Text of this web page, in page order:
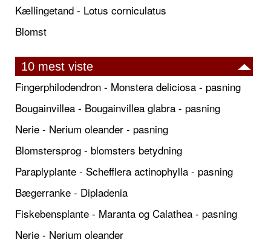
Kællingetand - Lotus corniculatus
Blomst
10 mest viste
Fingerphilodendron - Monstera deliciosa - pasning
Bougainvillea - Bougainvillea glabra - pasning
Nerie - Nerium oleander - pasning
Blomstersprog - blomsters betydning
Paraplyplante - Schefflera actinophylla - pasning
Bægerranke - Dipladenia
Fiskebensplante - Maranta og Calathea - pasning
Nerie - Nerium oleander